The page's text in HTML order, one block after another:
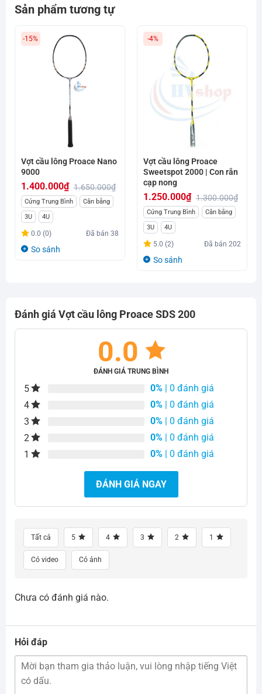
Sản phẩm tương tự
-15%
Vợt cầu lông Proace Nano
9000
1.650.000₫
Giá
gốc
là:
1.650.000₫.
1.400.000₫
Giá
hiện
tại
là:
Cứng Trung Bình
Cân bằng
3U
4U
0.0 (0) Đã bán38
So sánh
-4%
Vợt cầu lông Proace
Sweetspot 2000 | Con rắn
cạp nong
1.300.000₫
Giá
gốc
là:
1.300.000₫.
1.250.000₫
Giá
hiện
tại
là:
Cứng Trung Bình
Cân bằng
3U
4U
5.0 (2) Đã bán202
So sánh
Đánh giá Vợt cầu lông Proace SDS 200
0.0
ĐÁNH GIÁ TRUNG BÌNH
5 0% | 0 đánh giá
4
0% | 0 đánh giá
3
0% | 0 đánh giá
2
0% | 0 đánh giá
1
0% | 0 đánh giá
ĐÁNH GIÁ NGAY
Tất cả 5 4 3 2 1
Có video Có ảnh
Chưa có đánh giá nào.
Hỏi đáp